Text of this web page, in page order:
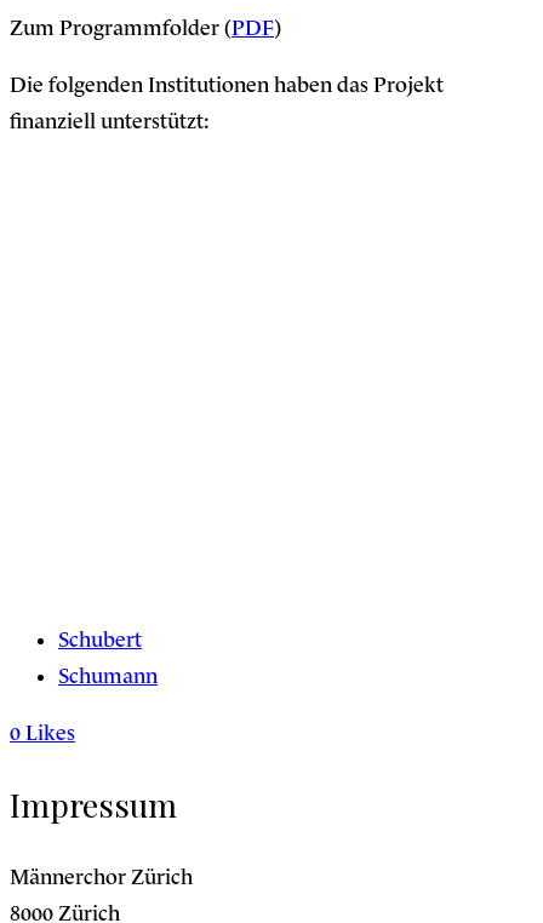
Zum Programmfolder (PDF)
Die folgenden Institutionen haben das Projekt
finanziell unterstützt:
Schubert
Schumann
0 Likes
Impressum
Männerchor Zürich
8000 Zürich